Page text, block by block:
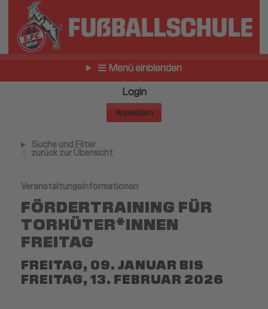
Menü einblenden
Login
Anmelden
Suche und Filter
zurück zur Übersicht
Veranstaltungsinformationen
FÖRDERTRAINING FÜR
TORHÜTER*INNEN
FREITAG
FREITAG, 09. JANUAR BIS
FREITAG, 13. FEBRUAR 2026